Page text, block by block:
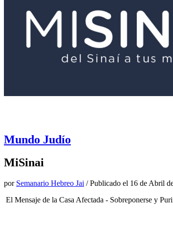
Mundo Judío
MiSinai
por Semanario Hebreo Jai / Publicado el 16 de Abril
El Mensaje de la Casa Afectada - Sobreponerse y